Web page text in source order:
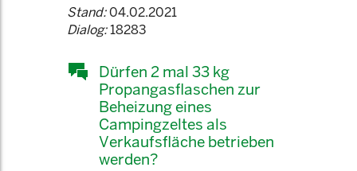
Stand:04.02.2021
Dialog:18283
Dürfen 2 mal 33 kg
Propangasflaschen zur
Beheizung eines
Campingzeltes als
Verkaufsfläche betrieben
werden?